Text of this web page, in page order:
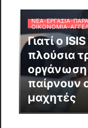
ΝΈΑ-ΕΡΓΑΣΊΑ-
ΟΙΚΟΝΟΜΊΑ-
Γιατί ο
πλούσια
οργάνωση
παίρνουν
μαχητές